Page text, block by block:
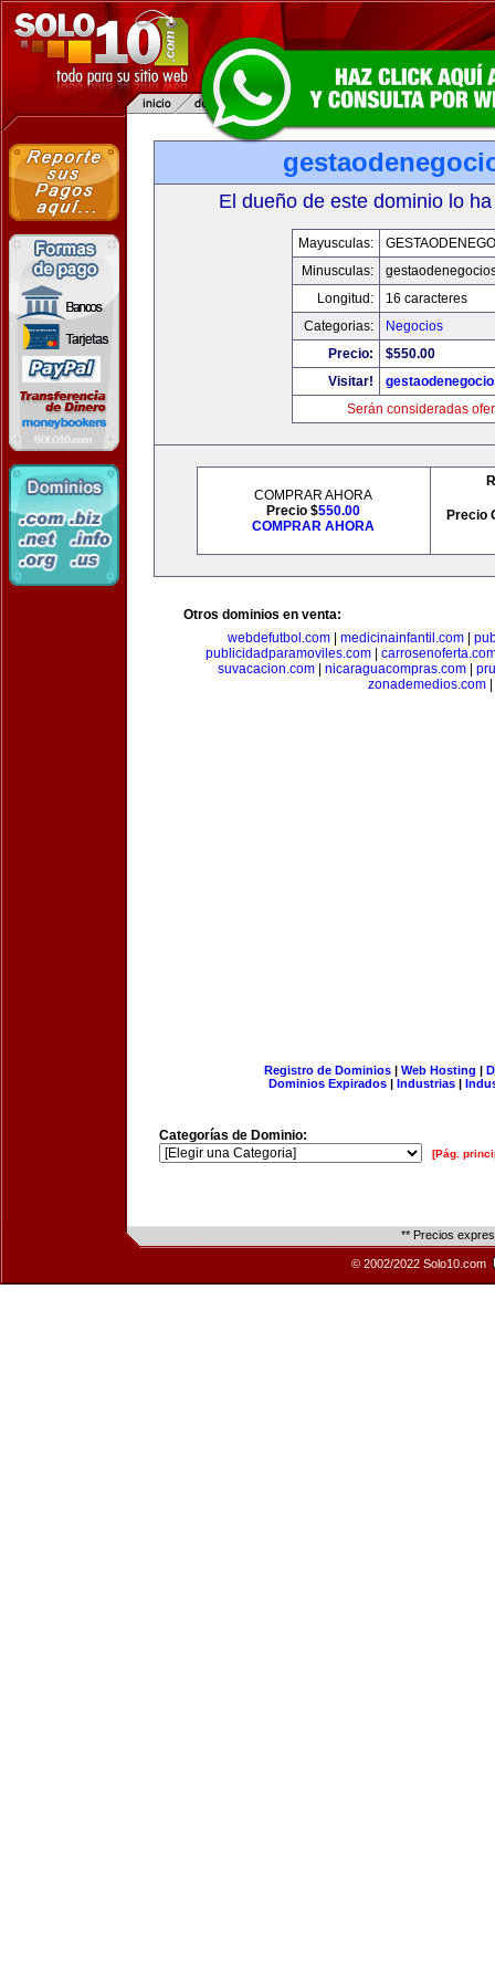
El dueño de este dominio lo
Mayusculas:
Minusculas:
Longitud:
16 caracteres
Categorias:
Negocios
Precio:
$550.00
Visitar!
Serán consideradas
COMPRAR AHORA
Precio $550.00
COMPRAR AHORA
Precio
Otros dominios en venta:
webdefutbol.com
medicinainfantil.com
publicidadparamoviles.com
suvacacion.com| nicaraguacompras.com|
zonademedios.com|
Registro de Dominios| Web Hosting |
Dominios Expirados | Industrias |
Categorías de Dominio:
[Pág.
** Precios
© 2002/2022 Solo10.com